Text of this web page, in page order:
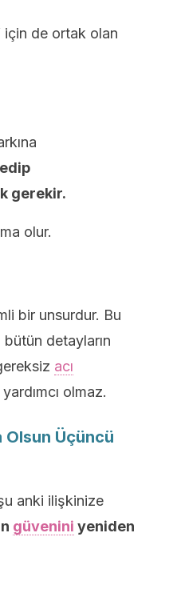
için de ortak olan
gerekir.
olur.
bir unsurdur. Bu
detayların
acı
olmaz.
Olsun Üçüncü
anki ilişkinize
güvenini yeniden